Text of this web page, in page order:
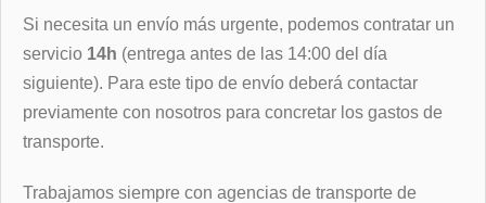
Si necesita un envío más urgente, podemos contratar un
servicio 14h (entrega antes de las 14:00 del día
siguiente). Para este tipo de envío deberá contactar
previamente con nosotros para concretar los gastos de
transporte.
Trabajamos siempre con agencias de transporte de